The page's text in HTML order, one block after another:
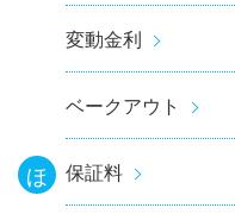
変動金利
ベークアウト
ほ 保証料